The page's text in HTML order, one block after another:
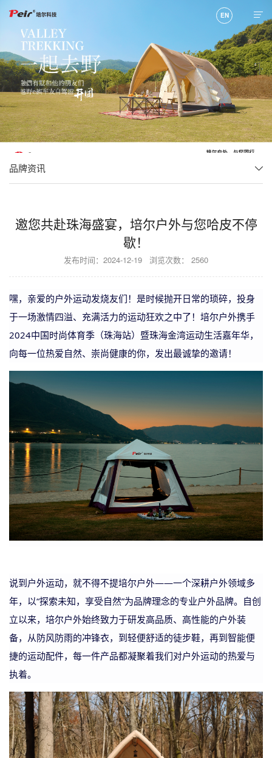
EN
品牌资讯
邀您共赴珠海盛宴，培尔户外与您哈皮不停
歇！
发布时间：2024-12-19 浏览次数： 2560
嘿，亲爱的户外运动发烧友们！是时候抛开日常的琐碎，投身
于一场激情四溢、充满活力的运动狂欢之中了！ 培尔户外携手
2024中国时尚体育季（珠海站）暨珠海金湾运动生活嘉年华，
向每一位热爱自然、崇尚健康的你，发出最诚挚的邀请！
说到户外运动，就不得不提培尔户外——一个深耕户外领域多
年，以“探索未知，享受自然”为品牌理念的专业户外品牌。自创
立以来，培尔户外始终致力于研发高品质、高性能的户外装
备，从防风防雨的冲锋衣，到轻便舒适的徒步鞋，再到智能便
捷的运动配件，每一件产品都凝聚着我们对户外运动的热爱与
执着。